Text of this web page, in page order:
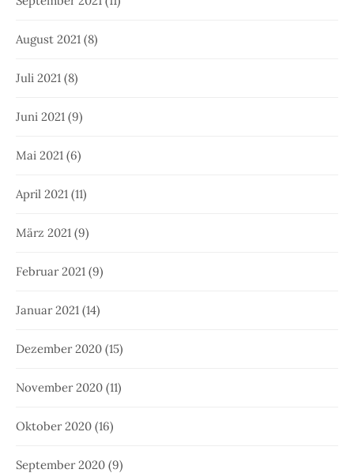
August 2021 (8)
Juli 2021 (8)
Juni 2021 (9)
Mai 2021 (6)
April 2021 (11)
März 2021 (9)
Februar 2021 (9)
Januar 2021 (14)
Dezember 2020 (15)
November 2020 (11)
Oktober 2020 (16)
September 2020 (9)